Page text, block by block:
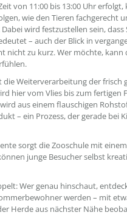
von 11:00 bis 13:00 Uhr
wie den Tieren fachgerecht
wird festzustellen sein, dass
– auch der Blick in
zu kurz. Wer möchte, kann
die Weiterverarbeitung der frisch
hier vom Vlies bis zum fertigen
aus einem flauschigen
– ein Prozess, der gerade bei
sorgt die Zooschule mit
junge Besucher selbst
Wer genau hinschaut,
werden – mit
Herde aus nächster Nähe